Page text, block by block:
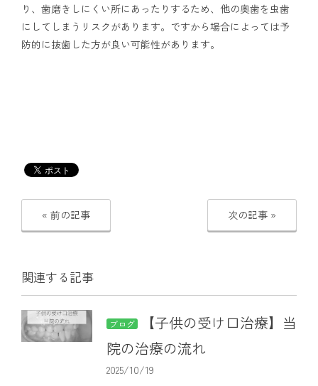
り、歯磨きしにくい所にあったりするため、他の奥歯を虫歯
にしてしまうリスクがあります。ですから場合によっては予
防的に抜歯した方が良い可能性があります。
« 前の記事 次の記事 »
関連する記事
ブログ
【子供の受け口治療】当
院の治療の流れ
2025/10/19